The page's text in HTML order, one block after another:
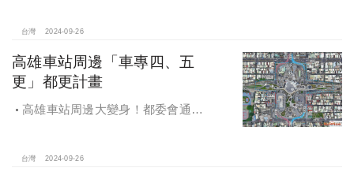
台灣 2024-09-26
高雄車站周邊「車專四、五
更」都更計畫
高雄車站周邊大變身！都委會通過
台灣 2024-09-26